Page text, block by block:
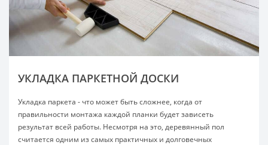
УКЛАДКА ПАРКЕТНОЙ ДОСКИ
Укладка паркета - что может быть сложнее, когда от
правильности монтажа каждой планки будет зависеть
результат всей работы. Несмотря на это, деревянный пол
считается одним из самых практичных и долговечных